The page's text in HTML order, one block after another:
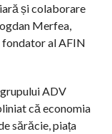
și colaborare
Merfea,
fondator al AFIN
ADV
că economia
sărăcie, piața